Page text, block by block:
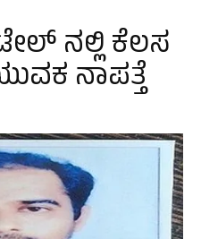
ನಲ್ಲಿ ಕೆಲಸ
ನಾಪತ್ತೆ